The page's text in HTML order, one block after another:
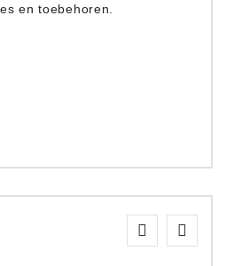
en toebehoren.